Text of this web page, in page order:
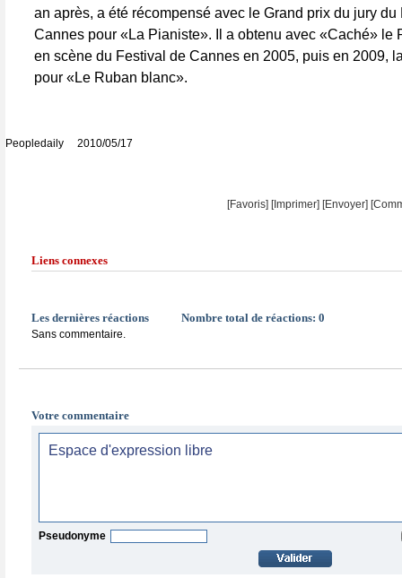
an après, a été récompensé avec le Grand prix du jury du
Cannes pour «La Pianiste». Il a obtenu avec «Caché» le
en scène du Festival de Cannes en 2005, puis en 2009,
pour «Le Ruban blanc».
Peopledaily 2010/05/17
[Favoris] [Imprimer] [Envoyer]
Liens connexes
Les dernières réactions Nombre total de réactions: 0
Sans commentaire.
Votre commentaire
Pseudonyme